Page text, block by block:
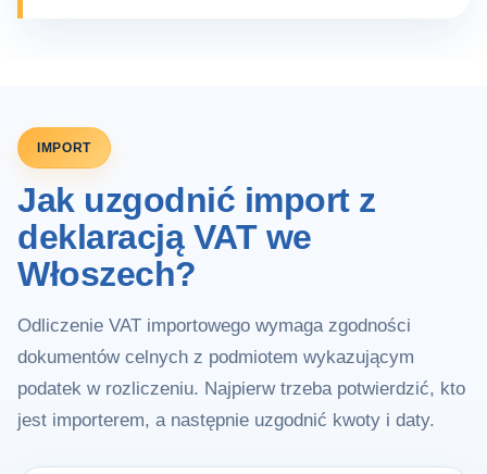
IMPORT
Jak uzgodnić import z
deklaracją VAT we
Włoszech?
Odliczenie VAT importowego wymaga zgodności
dokumentów celnych z podmiotem wykazującym
podatek w rozliczeniu. Najpierw trzeba potwierdzić, kto
jest importerem, a następnie uzgodnić kwoty i daty.